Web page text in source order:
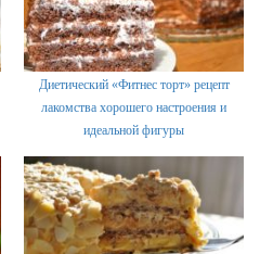
Диетический «Фитнес торт» рецепт
лакомства хорошего настроения и
идеальной фигуры